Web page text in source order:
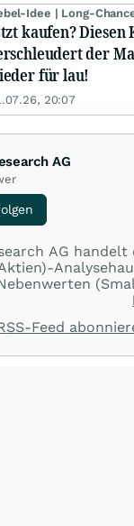
Idee | Long-
kaufen?
der
für lau!
20:07
AG
AG handelt
Feed